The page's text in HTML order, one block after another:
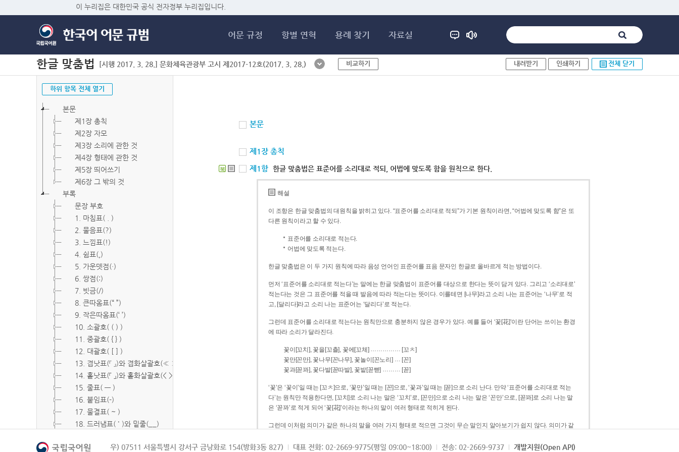
이 누리집은 대한민국 공식 전자정부 누리집입니다.
어문 규정 항별 연혁 용례 찾기 자료실
한글 맞춤법 [시행 2017. 3. 28.] 문화체육관광부 고시 제2017-12호(2017. 3. 28.) 비교하기 내려받기 인쇄하기 전체 닫기
하위 항목 전체 열기
본문
제1장 총칙
제2장 자모
제3장 소리에 관한 것
제4장 형태에 관한 것
제5장 띄어쓰기
제6장 그 밖의 것
부록
문장 부호
1. 마침표( . )
2. 물음표(?)
3. 느낌표(!)
4. 쉼표(,)
5. 가운뎃점(·)
6. 쌍점(:)
7. 빗금(/)
8. 큰따옴표(“ ”)
9. 작은따옴표(‘ ’)
10. 소괄호( ( ) )
11. 중괄호( { } )
12. 대괄호( [ ] )
13. 겹낫표(『 』)와 겹화살괄호(≪ ≫)
14. 홑낫표(「 」)와 홑화살괄호(< >)
15. 줄표( ― )
16. 붙임표(-)
17. 물결표( ~ )
18. 드러냄표( ˙ )와 밑줄(__)
20. 빠짐표( □ )
본문
제1장 총칙
북 제1항 한글 맞춤법은 표준어를 소리대로 적되, 어법에 맞도록 함을 원칙으로 한다.
해설
이 조항은 한글 맞춤법의 대원칙을 밝히고 있다. “표준어를 소리대로 적되”가 기본 원칙이라면, “어법에 맞도록 함”은 또
다른 원칙이라고 할 수 있다.
표준어를 소리대로 적는다.
어법에 맞도록 적는다.
한글 맞춤법은 이 두 가지 원칙에 따라 음성 언어인 표준어를 표음 문자인 한글로 올바르게 적는 방법이다.
먼저 ‘표준어를 소리대로 적는다’는 말에는 한글 맞춤법이 표준어를 대상으로 한다는 뜻이 담겨 있다. 그리고 ‘소리대로’
적는다는 것은 그 표준어를 적을 때 발음에 따라 적는다는 뜻이다. 이를테면 [나무]라고 소리 나는 표준어는 ‘나무’로 적
고, [달리다]라고 소리 나는 표준어는 ‘달리다’로 적는다.
그런데 표준어를 소리대로 적는다는 원칙만으로 충분하지 않은 경우가 있다. 예를 들어 ‘꽃[花]’이란 단어는 쓰이는 환경
에 따라 소리가 달라진다.
꽃이[꼬치], 꽃을[꼬츨], 꽃에[꼬체] …………… [꼬ㅊ]
꽃만[꼰만], 꽃나무[꼰나무], 꽃놀이[꼰노리] … [꼰]
꽃과[꼳꽈], 꽃다발[꼳따발], 꽃밭[꼳빧] ……… [꼳]
‘꽃’은 ‘꽃이’일 때는 [꼬ㅊ]으로, ‘꽃만’일 때는 [꼰]으로, ‘꽃과’일 때는 [꼳]으로 소리 난다. 만약 ‘표준어를 소리대로 적는
다’는 원칙만 적용한다면, [꼬치]로 소리 나는 말은 ‘꼬치’로, [꼰만]으로 소리 나는 말은 ‘꼰만’으로, [꼳꽈]로 소리 나는 말
은 ‘꼳꽈’로 적게 되어 ‘꽃[花]’이라는 하나의 말이 여러 형태로 적히게 된다.
그런데 이처럼 의미가 같은 하나의 말을 여러 가지 형태로 적으면 그것이 무슨 말인지 알아보기가 쉽지 않다. 의미가 같
되게 적는 것이 의미를 파악하는 데 효과적이다.
우) 07511 서울특별시 강서구 금낭화로 154(방화3동 827) 대표 전화: 02-2669-9775(평일 09:00~18:00) 전송: 02-2669-9737 개발지원(Open API)